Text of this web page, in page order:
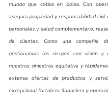
mundo que cotiza en bolsa. Con
asegura propiedad y responsabilidad
personales y salud complementario,
de clientes. Como una compañía
gestionamos los riesgos con visión y
nuestros siniestros equitativa y
extensa ofertas de productos y
excepcional fortaleza financiera y